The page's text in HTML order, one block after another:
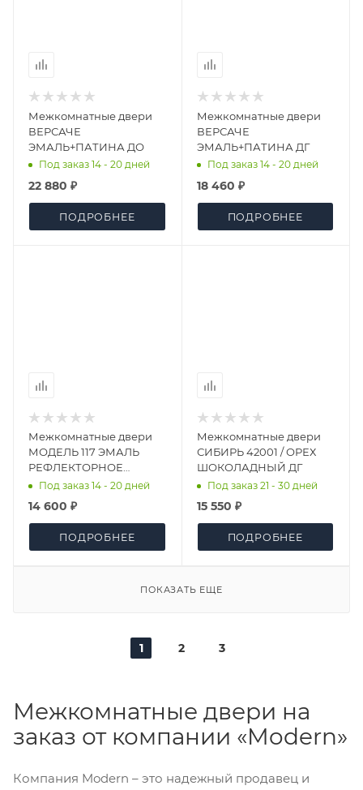
Межкомнатные двери
ВЕРСАЧЕ
ЭМАЛЬ+ПАТИНА ДО
Под заказ 14 - 20 дней
22 880 ₽
ПОДРОБНЕЕ
Межкомнатные двери
ВЕРСАЧЕ
ЭМАЛЬ+ПАТИНА ДГ
Под заказ 14 - 20 дней
18 460 ₽
ПОДРОБНЕЕ
Межкомнатные двери
МОДЕЛЬ 117 ЭМАЛЬ
РЕФЛЕКТОРНОЕ
ОСТЕКЛЕНИЕ ДО
Под заказ 14 - 20 дней
14 600 ₽
ПОДРОБНЕЕ
Межкомнатные двери
СИБИРЬ 42001 / ОРЕХ
ШОКОЛАДНЫЙ ДГ
Под заказ 21 - 30 дней
15 550 ₽
ПОДРОБНЕЕ
ПОКАЗАТЬ ЕЩЕ
1 2 3
Межкомнатные двери на
заказ от компании «Modern»
Компания Modern – это надежный продавец и